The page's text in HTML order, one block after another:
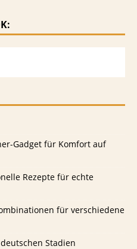
Gadget für Komfort auf
Rezepte für echte
für verschiedene
Stadien